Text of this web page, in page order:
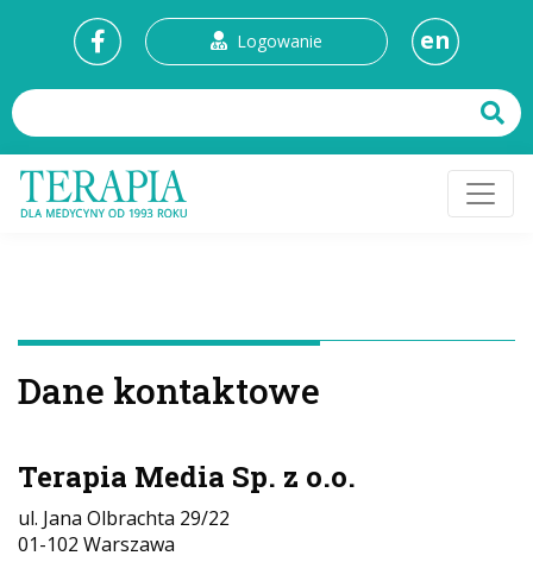
Logowanie en
Dane kontaktowe
Terapia Media Sp. z o.o.
ul. Jana Olbrachta 29/22
01-102 Warszawa